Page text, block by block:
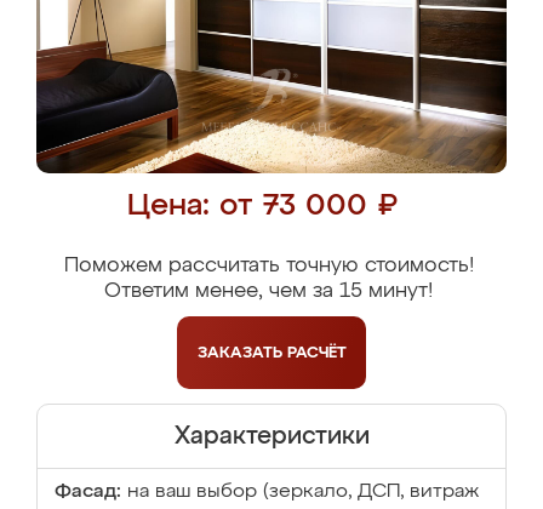
Цена: от 73 000 ₽
Поможем рассчитать точную стоимость!
Ответим менее, чем за 15 минут!
ЗАКАЗАТЬ РАСЧЁТ
Характеристики
Фасад: на ваш выбор (зеркало, ДСП, витраж